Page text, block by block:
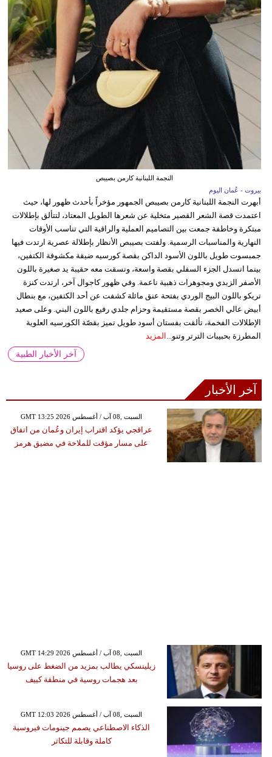
النجمة اللبنانية كارمن بصيبص
بيروت - عُمان اليوم
أبهرت النجمة اللبنانية كارمن بصيبص الجمهور مؤخراً بأحدث ظهور لها، حيث
اعتمدت قصة الشعر القصير متخلية عن شعرها الطويل المعتاد، لتتألق بإطلالات
مبتكرة وخاطفة جمعت بين التصاميم العملية والراقية التي تناسب الأوقات
النهارية والمناسبات الرسمية. ولفتت بصيبص الأنظار بإطلالة عصرية ارتدت فيها
جمبسوت طويل باللون الأسود الداكن بقصة كورسيه ضيقة مكشوفة الكتفين،
بينما انسدل الجزء السفلي بقصة واسعة، ونسقت معه حقيبة يد صغيرة باللون
الأصفر الزبدي ومجوهرات ذهبية ناعمة. وفي ظهور كاجوال آخر، ارتدت كنزة
تريكو باللون البيج الوردي بفتحة عنق مائلة كشفت عن أحد الكتفين، مع بنطال
أبيض عالي الخصر بقصة مستقيمة وحزام جلدي رفيع باللون البني. وعلى صعيد
الإطلالات الفخمة، تألقت بفستان أسود طويل تميز بقصّة الكورسيه العلوية
المطرزة بحبيبات الترتر وتنو...
المزيد
آخر الأخبار الطبية
آخر الأخبار
GMT 13:25 2026 السبت ,08 آب / أغسطس
عراقجي يؤكد اقتراب إيران وعُمان من اتفاق
على مسار مؤقت للملاحة في مضيق هرمز
GMT 14:29 2026 السبت ,08 آب / أغسطس
زيلينسكي يطالب بمزيد من الضغط على روسيا
بعد هجمات روسية في منطقة كييف
GMT 12:03 2026 السبت ,08 آب / أغسطس
الذكاء الاصطناعي يصمم جينومات فيروسية
كاملة وقابلة للتكاثر